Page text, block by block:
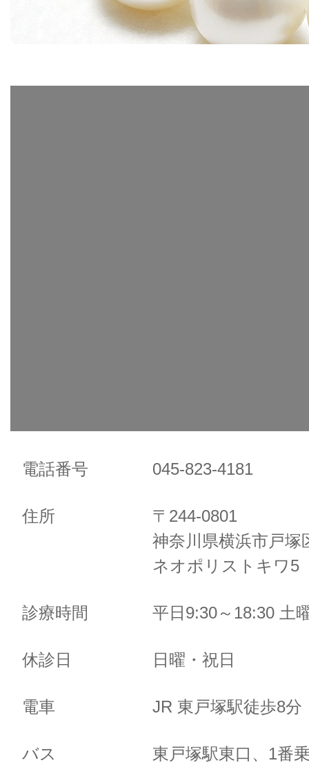
電話番号 045-823-4181
住所
〒244-0801
神奈川県横浜市戸塚
ネオポリストキワ
診療時間 平日9:30～18:30 土
休診日 日曜・祝日
電車 JR 東戸塚駅徒歩8
バス
東戸塚駅東口、1番